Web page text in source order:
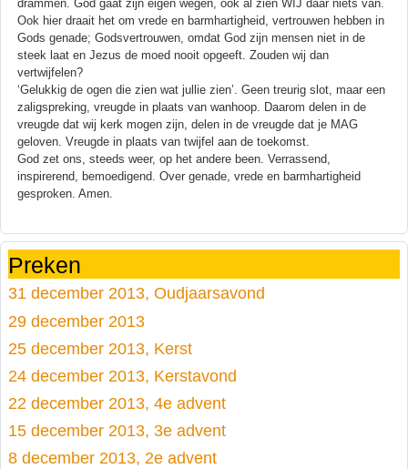
drammen. God gaat zijn eigen wegen, ook al zien WIJ daar niets van.
Ook hier draait het om vrede en barmhartigheid, vertrouwen hebben in
Gods genade; Godsvertrouwen, omdat God zijn mensen niet in de
steek laat en Jezus de moed nooit opgeeft. Zouden wij dan
vertwijfelen?
‘Gelukkig de ogen die zien wat jullie zien’. Geen treurig slot, maar een
zaligspreking, vreugde in plaats van wanhoop. Daarom delen in de
vreugde dat wij kerk mogen zijn, delen in de vreugde dat je MAG
geloven. Vreugde in plaats van twijfel aan de toekomst.
God zet ons, steeds weer, op het andere been. Verrassend,
inspirerend, bemoedigend. Over genade, vrede en barmhartigheid
gesproken. Amen.
Preken
31 december 2013, Oudjaarsavond
29 december 2013
25 december 2013, Kerst
24 december 2013, Kerstavond
22 december 2013, 4e advent
15 december 2013, 3e advent
8 december 2013, 2e advent